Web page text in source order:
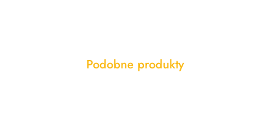
Pomiń karuzelę produktów
Produkty
Podobne produkty